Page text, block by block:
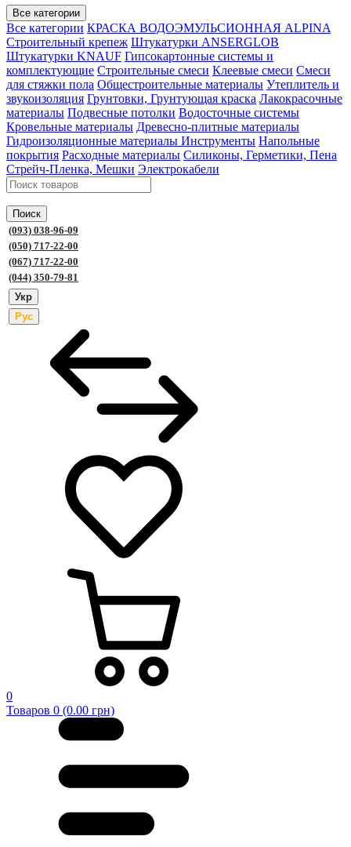
Все категории
Все категории КРАСКА ВОДОЭМУЛЬСИОННАЯ ALPINA
Строительный крепеж Штукатурки ANSERGLOB
Штукатурки KNAUF Гипсокартонные системы и
комплектующие Строительные смеси Клеевые смеси Смеси
для стяжки пола Общестроительные материалы Утеплитель и
звукоизоляция Грунтовки, Грунтующая краска Лакокрасочные
материалы Подвесные потолки Водосточные системы
Кровельные материалы Древесно-плитные материалы
Гидроизоляционные материалы Инструменты Напольные
покрытия Расходные материалы Силиконы, Герметики, Пена
Стрейч-Пленка, Мешки Электрокабели
Поиск
(093) 038-96-09
(050) 717-22-00
(067) 717-22-00
(044) 350-79-81
Укр
Рус
0
Товаров 0 (0.00 грн)